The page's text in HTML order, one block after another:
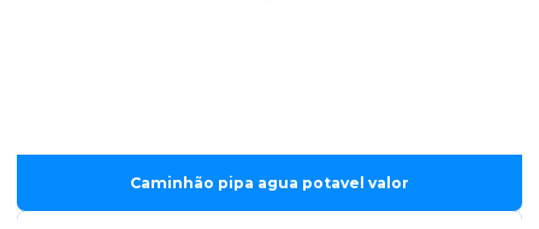
Caminhão pipa agua potavel valor